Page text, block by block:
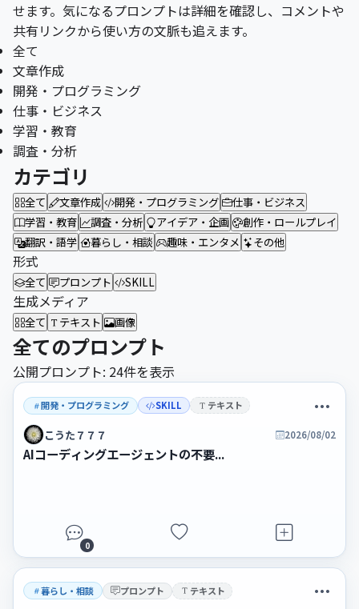
せます。気になるプロンプトは詳細を確認し、コメントや
共有リンクから使い方の文脈も追えます。
全て
文章作成
開発・プログラミング
仕事・ビジネス
学習・教育
調査・分析
カテゴリ
全て 文章作成 開発・プログラミング
仕事・ビジネス
学習・教育
調査・分析 アイデア・企画
創作・ロールプレイ
翻訳・語学
暮らし・相談 趣味・エンタメ その他
形式
全て プロンプト SKILL
生成メディア
全て テキスト 画像
全てのプロンプト
公開プロンプト: 24件を表示
開発・プログラミング SKILL テキスト
2026/08/02
こうた７７７
AIコーディングエージェントの不要...
0
暮らし・相談 プロンプト テキスト